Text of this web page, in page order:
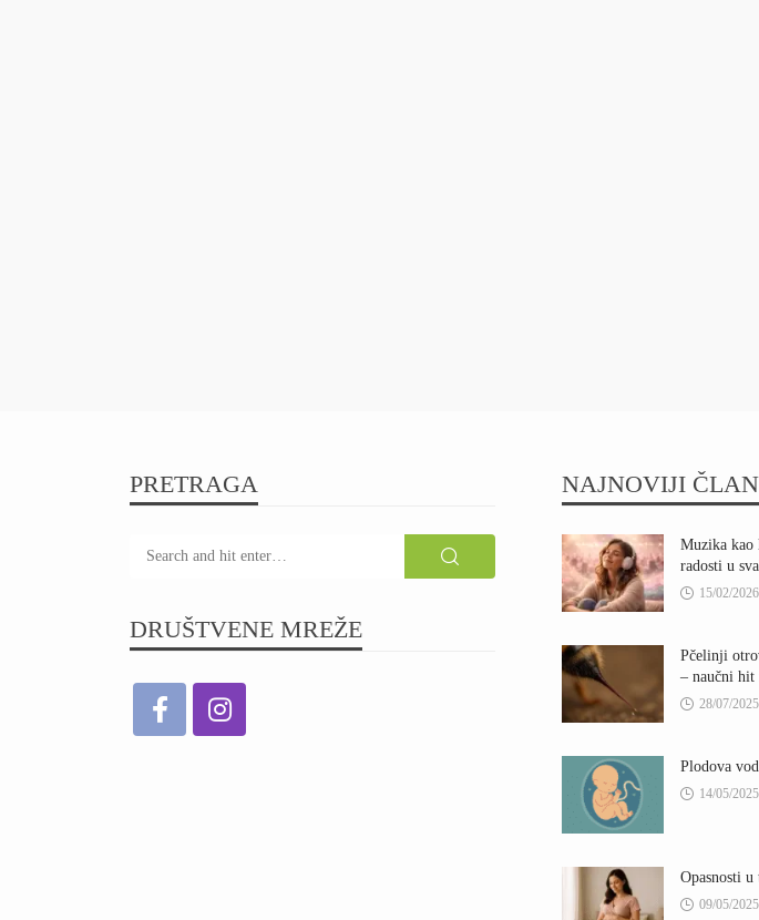
PRETRAGA
DRUŠTVENE MREŽE
NAJNOVIJI
Muzika kao
radosti u
15/02/2026
Pčelinji
– naučni
28/07/2025
Plodova
14/05/2025
Opasnosti
09/05/2025